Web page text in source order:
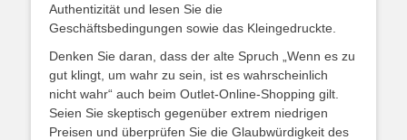
Authentizität und lesen Sie die
Geschäftsbedingungen sowie das Kleingedruckte.
Denken Sie daran, dass der alte Spruch „Wenn es zu
gut klingt, um wahr zu sein, ist es wahrscheinlich
nicht wahr“ auch beim Outlet-Online-Shopping gilt.
Seien Sie skeptisch gegenüber extrem niedrigen
Preisen und überprüfen Sie die Glaubwürdigkeit des